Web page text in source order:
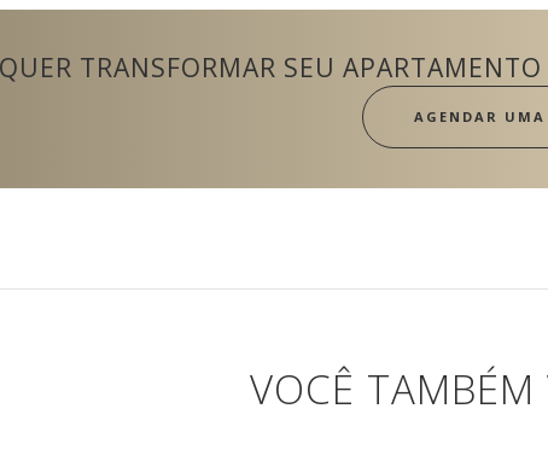
QUER TRANSFORMAR SEU
AGENDAR
VOCÊ